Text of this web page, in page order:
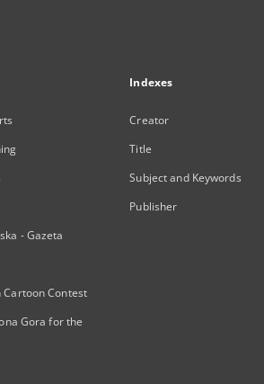
- Gazeta
Contest
Gora for the
Indexes
Creator
Title
Subject and Keywords
Publisher